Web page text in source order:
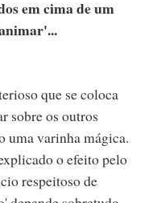
em cima de um
que se coloca
sobre os outros
uma varinha mágica.
o efeito pelo
respeitoso de